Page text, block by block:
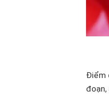
Điểm
đoạn,